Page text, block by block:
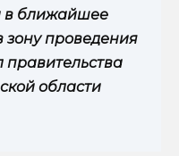
в ближайшее
зону проведения
области